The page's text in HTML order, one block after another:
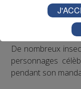
Neopalpa
du Sud et dans le
De nombreux
personnages
pendant son